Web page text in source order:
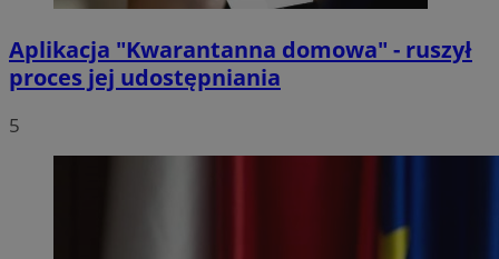
Aplikacja "Kwarantanna domowa" - ruszył
proces jej udostępniania
5